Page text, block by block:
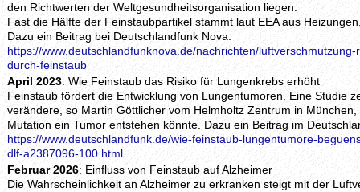
den Richtwerten der Weltgesundheitsorganisation liegen.
Fast die Hälfte der Feinstaubpartikel stammt laut EEA aus
Dazu ein Beitrag bei Deutschlandfunk Nova:
https://www.deutschlandfunknova.de/nachrichten/
durch-feinstaub
April 2023: Wie Feinstaub das Risiko für Lungenkrebs erhöht
Feinstaub fördert die Entwicklung von Lungentumoren. Eine Studie
verändere, so Martin Göttlicher vom Helmholtz Zentrum in
Mutation ein Tumor entstehen könnte. Dazu ein Beitrag im
https://www.deutschlandfunk.de/wie-feinstaub-lungentumore-
dlf-a2387096-100.html
Februar 2026: Einfluss von Feinstaub auf Alzheimer
Die Wahrscheinlichkeit an Alzheimer zu erkranken steigt mit der